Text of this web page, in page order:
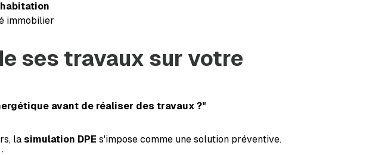
immobilier
ses travaux sur votre
avant de réaliser des travaux ?"
la simulation DPE s'impose comme une solution préventive.